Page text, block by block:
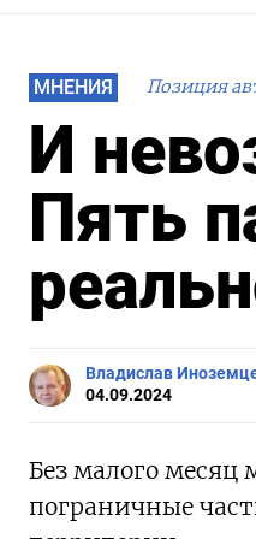
МНЕНИЯ Позиция
И
Пять
Владислав
04.09.2024
Без малого месяц
пограничные